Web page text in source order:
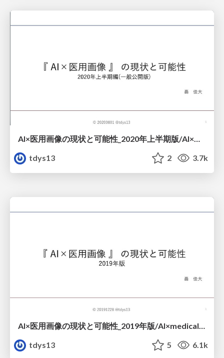
AI×医用画像の現状と可能性_2020年上半期版/AI×medical imaging in japan (first half of 2020)
tdys13
2 3.7k
tdys13
5 6.1k